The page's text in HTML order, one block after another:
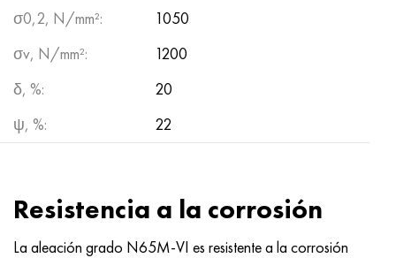
σ0,2, N/mm²:
1050
σv, N/mm²:
1200
δ, %:
20
ψ, %:
22
Resistencia a la corrosión
La aleación grado N65M-VI es resistente a la corrosión